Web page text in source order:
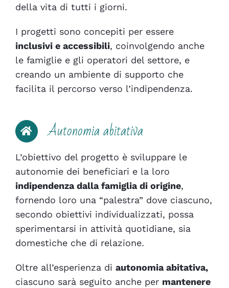
della vita di tutti i giorni.
I progetti sono concepiti per essere
inclusivi e accessibili, coinvolgendo anche
le famiglie e gli operatori del settore, e
creando un ambiente di supporto che
facilita il percorso verso l’indipendenza.
Autonomia abitativa
L’obiettivo del progetto è sviluppare le
autonomiedei beneficiari e la loro
indipendenza dalla famigliadi origine,
fornendo loro una “palestra” dove ciascuno,
secondo obiettivi individualizzati, possa
sperimentarsi in attività quotidiane, sia
domestiche che di relazione.
Oltre all’esperienza di autonomia abitativa,
ciascuno sarà seguito anche per mantenere